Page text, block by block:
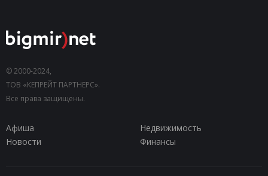
© 2000-2024,
ТОВ «КЕПРЕЙТ ПАРТНЕРС».
Все права защищены.
Афиша
Недвижимость
Новости
Финансы